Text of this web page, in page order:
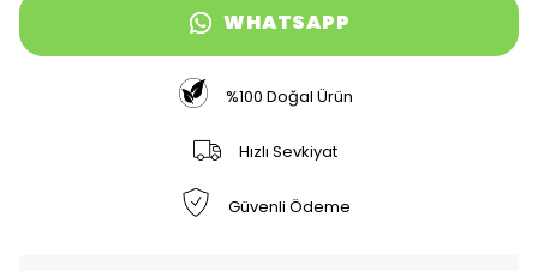
WHATSAPP
%100 Doğal Ürün
Hızlı Sevkiyat
Güvenli Ödeme